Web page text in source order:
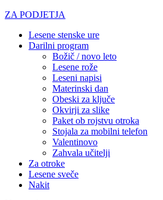
ZA PODJETJA
Lesene stenske ure
Darilni program
Božič / novo leto
Lesene rože
Leseni napisi
Materinski dan
Obeski za ključe
Okvirji za slike
Paket ob rojstvu otroka
Stojala za mobilni telefon
Valentinovo
Zahvala učitelji
Za otroke
Lesene sveče
Nakit